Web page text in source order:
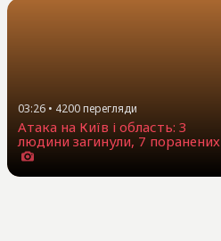
03:26 • 4200перегляди
Атака на Київ і область: 3
людини загинули, 7 поранених